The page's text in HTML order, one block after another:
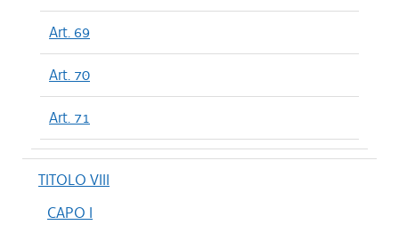
Art. 69
Art. 70
Art. 71
TITOLO VIII
CAPO I